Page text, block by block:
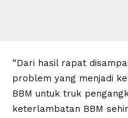
“Dari hasil rapat
problem yang menjadi
BBM untuk truk
keterlambatan BBM